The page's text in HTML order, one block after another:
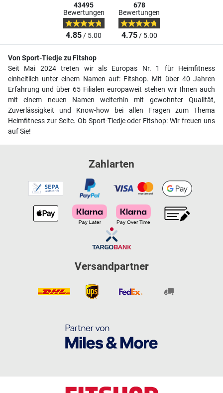
43495
Bewertungen
4.85/ 5.00
678
Bewertungen
4.75/ 5.00
Von Sport-Tiedje zu Fitshop
Seit Mai 2024 treten wir als Europas Nr. 1 für Heimfitness
einheitlich unter einem Namen auf: Fitshop. Mit über 40 Jahren
Erfahrung und über 65 Filialen europaweit stehen wir Ihnen auch
mit einem neuen Namen weiterhin mit gewohnter Qualität,
Zuverlässigkeit und Know-how bei allen Fragen zum Thema
Heimfitness zur Seite. Ob Sport-Tiedje oder Fitshop: Wir freuen uns
auf Sie!
Zahlarten
Versandpartner